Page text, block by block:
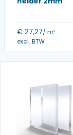
€ 27,27/ m²
excl. BTW